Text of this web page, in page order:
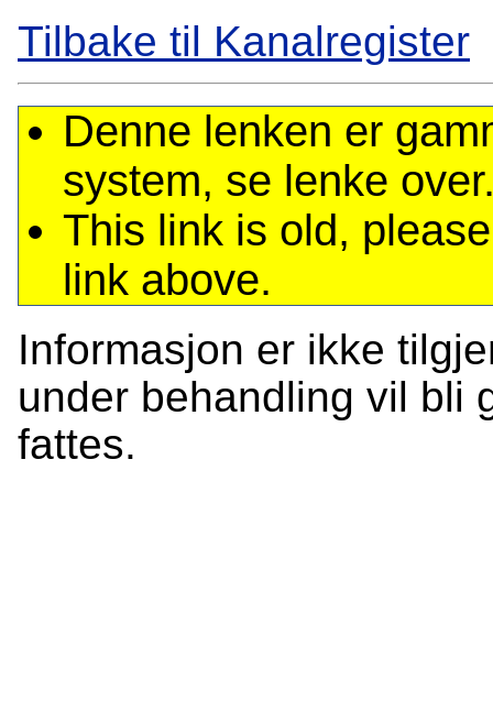
Tilbake til Kanalregister
Denne lenken er
system, se lenke
This link is old,
link above.
Informasjon er ikke
under behandling vil bli
fattes.